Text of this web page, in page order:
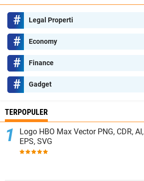
Legal Properti
Economy
Finance
Gadget
TERPOPULER
Logo HBO Max Vector PNG, CDR, AI,
EPS, SVG